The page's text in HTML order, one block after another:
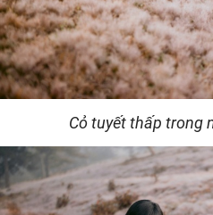
Cỏ tuyết thấp trong